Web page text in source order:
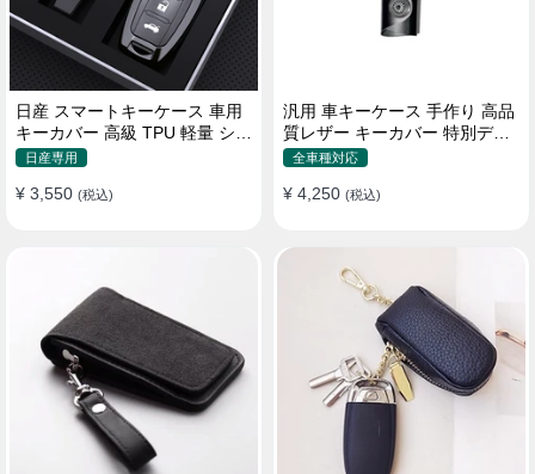
日産 スマートキーケース 車用
キーカバー 高級 TPU 軽量 シリ
コン キーホルダー 汚れ 落下 傷
日産専用
¥ 3,550 (税込)
汎用 車キーケース 手作り 高品
質レザー キーカバー 特別デザ
イン 手触りいい
全車種対応
¥ 4,250 (税込)